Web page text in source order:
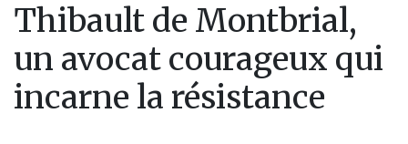
Thibault de Montbrial,
un avocat courageux qui
incarne la résistance